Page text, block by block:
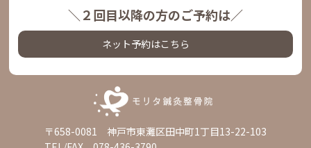
＼２回目以降の方のご予約は／
ネット予約はこちら
〒658-0081 神戸市東灘区田中町1丁目13-22-103